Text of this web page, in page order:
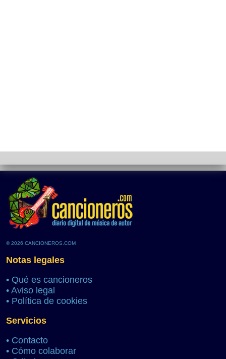
© 2026 CANCIONEROS.COM
Notas legales
• Qué es cancioneros
• Aviso legal
• Política de cookies
Servicios
• Contacto
• Cómo colaborar